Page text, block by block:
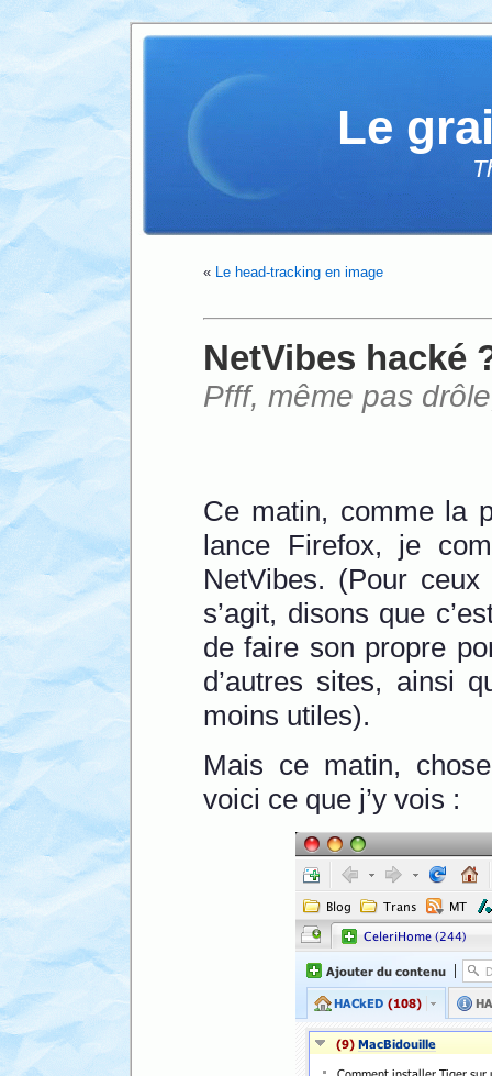
Le
« Le head-tracking en image
NetVibes hacké
Pfff, même pas
Ce matin, comme la
lance Firefox, je
NetVibes. (Pour
s’agit, disons que
de faire son propre
d’autres sites, ainsi
moins utiles).
Mais ce matin,
voici ce que j’y vois :